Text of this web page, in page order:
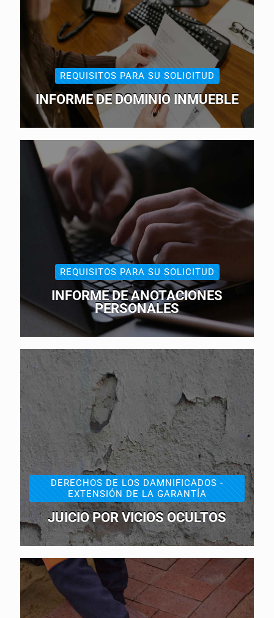
REQUISITOS PARA SU SOLICITUD
INFORME DE DOMINIO INMUEBLE
REQUISITOS PARA SU SOLICITUD
INFORME DE ANOTACIONES
PERSONALES
DERECHOS DE LOS DAMNIFICADOS -
EXTENSIÓN DE LA GARANTÍA
JUICIO POR VICIOS OCULTOS